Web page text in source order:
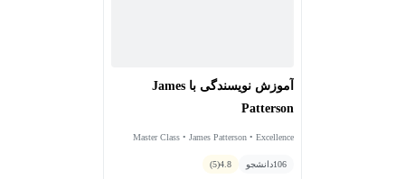
داستان شهرت دارد؛ ویژگی‌هایی که آثارش را برای طیف
گسترده‌ای از مخاطبان جذاب کرده است.
موفقیت جیمز پترسون تنها به فروش بالای کتاب‌هایش محدود
نمی‌شود. او در طول فعالیت حرفه‌ای خود جوایز متعددی
دریافت کرده و نقش مهمی در ترویج فرهنگ مطالعه ایفا
آموزش نویسندگی با James
Patterson
Master Class • James Patterson • Excellence
106دانشجو 4.8
(5)